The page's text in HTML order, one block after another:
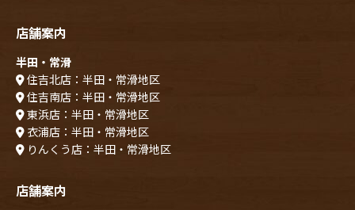
店舗案内
半田・常滑
住吉北店：半田・常滑地区
住吉南店：半田・常滑地区
東浜店：半田・常滑地区
衣浦店：半田・常滑地区
りんくう店：半田・常滑地区
店舗案内